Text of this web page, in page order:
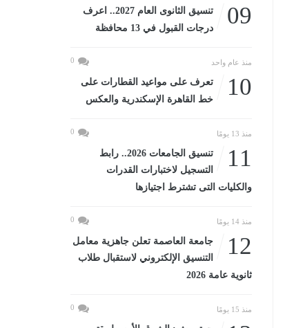
09
تنسيق الثانوى العام 2027.. اعرف
درجات القبول في 13 محافظة
منذ عام واحد 0
10
تعرف على مواعيد القطارات على
خط القاهرة الإسكندرية والعكس
منذ 13 يومًا 0
11
تنسيق الجامعات 2026.. رابط
التسجيل لاختبارات القدرات
والكليات التى تشترط اجتيازها
منذ 14 يومًا 0
12
جامعة العاصمة تعلن جاهزية معامل
التنسيق الإلكتروني لاستقبال طلاب
ثانوية عامة 2026
منذ 15 يومًا 0